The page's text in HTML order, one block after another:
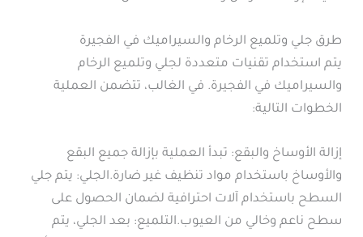
طرق جلي وتلميع الرخام والسيراميك في الفجيرة
يتم استخدام تقنيات متعددة لجلي وتلميع الرخام
والسيراميك في الفجيرة. في الغالب، تتضمن العملية
الخطوات التالية:
إزالة الأوساخ والبقع: تبدأ العملية بإزالة جميع البقع
والأوساخ باستخدام مواد تنظيف غير ضارة.الجلي: يتم جلي
السطح باستخدام آلات احترافية لضمان الحصول على
سطح ناعم وخالي من العيوب.التلميع: بعد الجلي، يتم